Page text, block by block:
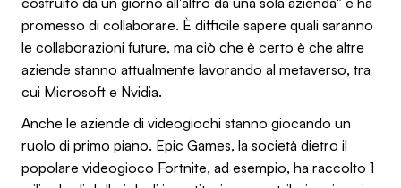
promesso di collaborare. È difficile sapere quali saranno
le collaborazioni future, ma ciò che è certo è che altre
aziende stanno attualmente lavorando al metaverso, tra
cui Microsoft e Nvidia.
Anche le aziende di videogiochi stanno giocando un
ruolo di primo piano. Epic Games, la società dietro il
popolare videogioco Fortnite, ad esempio, ha raccolto 1